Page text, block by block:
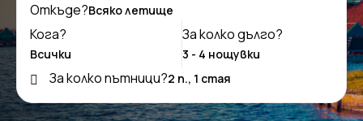
Откъде?
Кога?
За колко дълго?
За колко пътници?